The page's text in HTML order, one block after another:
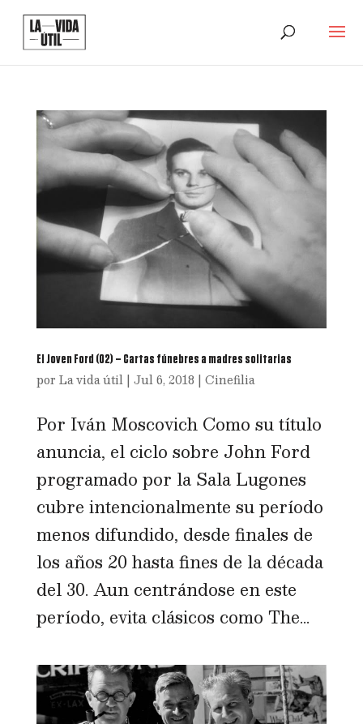
El Joven Ford (02) – Cartas fúnebres a madres solitarias
por La vida útil| Jul 6, 2018 | Cinefilia
Por Iván Moscovich Como su título
anuncia, el ciclo sobre John Ford
programado por la Sala Lugones
cubre intencionalmente su período
menos difundido, desde finales de
los años 20 hasta fines de la década
del 30. Aun centrándose en este
período, evita clásicos como The...